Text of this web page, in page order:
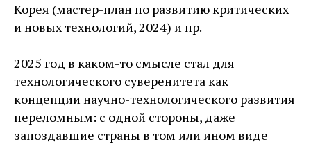
Корея (мастер-план по развитию критических
и новых технологий, 2024) и пр.
2025 год в каком-то смысле стал для
технологического суверенитета как
концепции научно-­технологического развития
переломным: с одной стороны, даже
запоздавшие страны в том или ином виде